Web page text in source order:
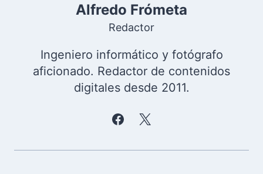
Alfredo Frómeta
Redactor
Ingeniero informático y fotógrafo
aficionado. Redactor de contenidos
digitales desde 2011.